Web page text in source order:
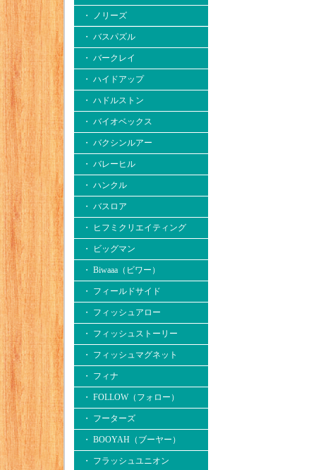
・ ノリーズ
・ バスパズル
・ バークレイ
・ ハイドアップ
・ ハドルストン
・ バイオベックス
・ バクシンルアー
・ バレーヒル
・ ハンクル
・ バスロア
・ ヒフミクリエイティング
・ ビッグマン
・ Biwaaa（ビワー）
・ フィールドサイド
・ フィッシュアロー
・ フィッシュストーリー
・ フィッシュマグネット
・ フィナ
・ FOLLOW（フォロー）
・ フーターズ
・ BOOYAH（ブーヤー）
・ フラッシュユニオン